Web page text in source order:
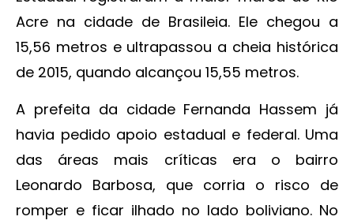
Acre na cidade de Brasileia. Ele chegou a
15,56 metros e ultrapassou a cheia histórica
de 2015, quando alcançou 15,55 metros.
A prefeita da cidade Fernanda Hassem já
havia pedido apoio estadual e federal. Uma
das áreas mais críticas era o bairro
Leonardo Barbosa, que corria o risco de
romper e ficar ilhado no lado boliviano. No